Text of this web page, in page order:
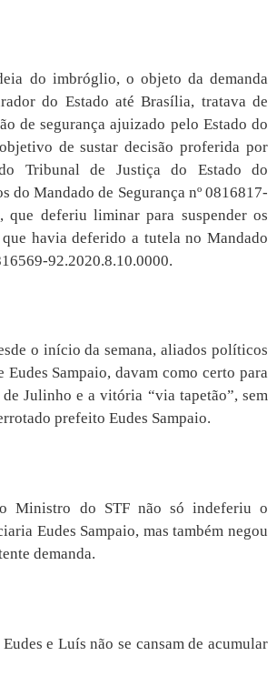
do imbróglio, o objeto da demanda
do Estado até Brasília, tratava de
de segurança ajuizado pelo Estado do
de sustar decisão proferida por
do Tribunal de Justiça do Estado do
do Mandado de Segurança nº 0816817-
que deferiu liminar para suspender os
havia deferido a tutela no Mandado
92.2020.8.10.0000.
o início da semana, aliados políticos
Eudes Sampaio, davam como certo para
Julinho e a vitória “via tapetão”, sem
prefeito Eudes Sampaio.
Ministro do STF não só indeferiu o
Eudes Sampaio, mas também negou
demanda.
e Luís não se cansam de acumular